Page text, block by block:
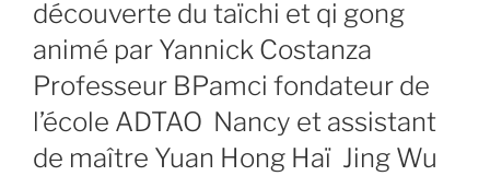
découverte du taïchi et qi gong
animé par Yannick Costanza
Professeur BPamci fondateur de
l’école ADTAO Nancy et assistant
de maître Yuan Hong Haï Jing Wu